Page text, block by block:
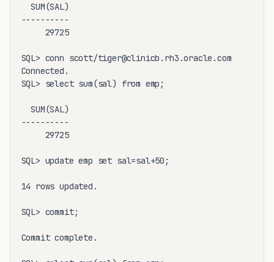
  SUM(SAL)
----------
     29725
SQL> conn scott/tiger@clinicb.rh3.oracle.com
Connected.
SQL> select sum(sal) from emp;
  SUM(SAL)
----------
     29725
SQL> update emp set sal=sal+50;
14 rows updated.
SQL> commit;
Commit complete.